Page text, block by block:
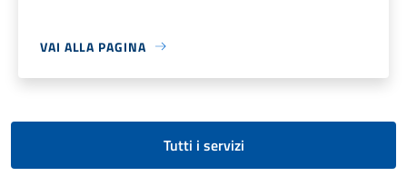
VAI ALLA PAGINA
Tutti i servizi